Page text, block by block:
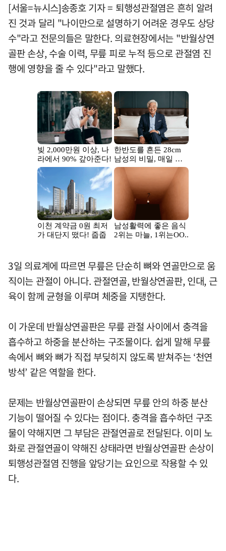
[서울=뉴시스]송종호 기자 = 퇴행성관절염은 흔히 알려
진 것과 달리 "나이만으로 설명하기 어려운 경우도 상당
수"라고 전문의들은 말한다. 의료현장에서는 "반월상연
골판 손상, 수술 이력, 무릎 피로 누적 등으로 관절염 진
행에 영향을 줄 수 있다"라고 말했다.
3일 의료계에 따르면 무릎은 단순히 뼈와 연골만으로 움
직이는 관절이 아니다. 관절연골, 반월상연골판, 인대, 근
육이 함께 균형을 이루며 체중을 지탱한다.
이 가운데 반월상연골판은 무릎 관절 사이에서 충격을
흡수하고 하중을 분산하는 구조물이다. 쉽게 말해 무릎
속에서 뼈와 뼈가 직접 부딪히지 않도록 받쳐주는 ‘천연
방석’ 같은 역할을 한다.
문제는 반월상연골판이 손상되면 무릎 안의 하중 분산
기능이 떨어질 수 있다는 점이다. 충격을 흡수하던 구조
물이 약해지면 그 부담은 관절연골로 전달된다. 이미 노
화로 관절연골이 약해진 상태라면 반월상연골판 손상이
퇴행성관절염 진행을 앞당기는 요인으로 작용할 수 있
다.